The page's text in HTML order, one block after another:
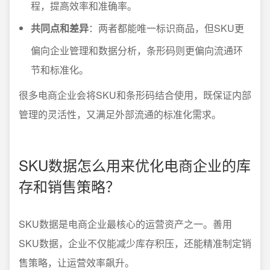
程，提高效率和准确率。
共同点和差异：两者都能唯一标识商品，但SKU更
偏向企业管理和数据分析，条形码则更偏向流通环
节和标准化。
很多电商企业会将SKU和条形码结合使用，既保证内部
管理的灵活性，又满足外部流通的标准化需求。
SKU数据怎么用来优化电商企业的库
存和销售策略？
SKU数据是电商企业最核心的运营资产之一。善用
SKU数据，企业不仅能减少库存积压，还能精准制定销
售策略，让运营效率飙升。